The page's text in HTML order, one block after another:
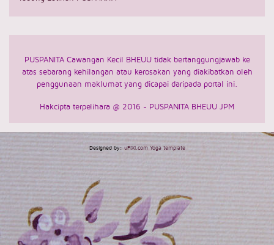
PUSPANITA Cawangan Kecil BHEUU tidak bertanggungjawab ke
atas sebarang kehilangan atau kerosakan yang diakibatkan oleh
penggunaan maklumat yang dicapai daripada portal ini.
Hakcipta terpelihara @ 2016 - PUSPANITA BHEUU JPM
Designed by: uFIXI.com Yoga template